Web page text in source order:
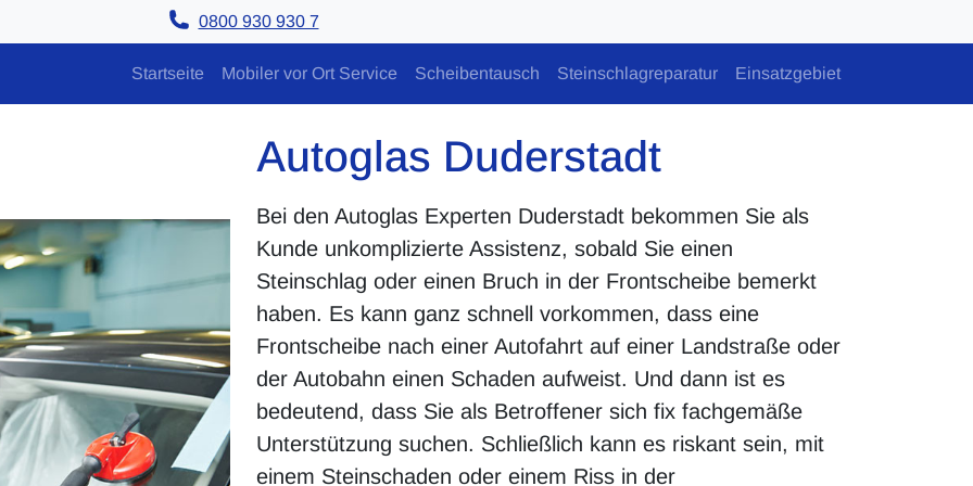
0800 930 930 7
Startseite Mobiler vor Ort Service Scheibentausch Steinschlagreparatur Einsatzgebiet
Autoglas Duderstadt
Bei den Autoglas Experten Duderstadt bekommen Sie als
Kunde unkomplizierte Assistenz, sobald Sie einen
Steinschlag oder einen Bruch in der Frontscheibe bemerkt
haben. Es kann ganz schnell vorkommen, dass eine
Frontscheibe nach einer Autofahrt auf einer Landstraße oder
der Autobahn einen Schaden aufweist. Und dann ist es
bedeutend, dass Sie als Betroffener sich fix fachgemäße
Unterstützung suchen. Schließlich kann es riskant sein, mit
einem Steinschaden oder einem Riss in der